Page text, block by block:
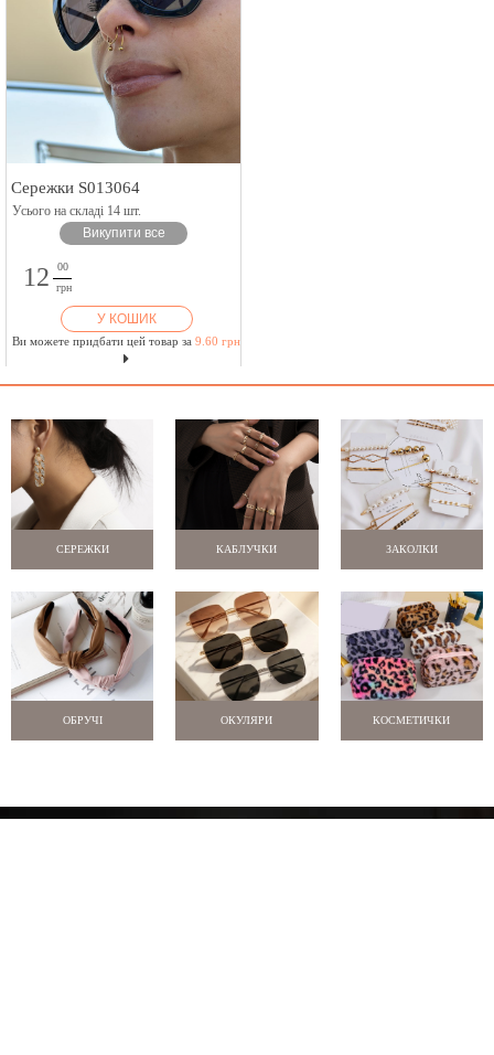
Сережки S013064
Усього на складі 14 шт.
Викупити все
12
00
грн
У КОШИК
Ви можете придбати цей товар за 9.60 грн
СЕРЕЖКИ КАБЛУЧКИ ЗАКОЛКИ
ОБРУЧІ ОКУЛЯРИ КОСМЕТИЧКИ